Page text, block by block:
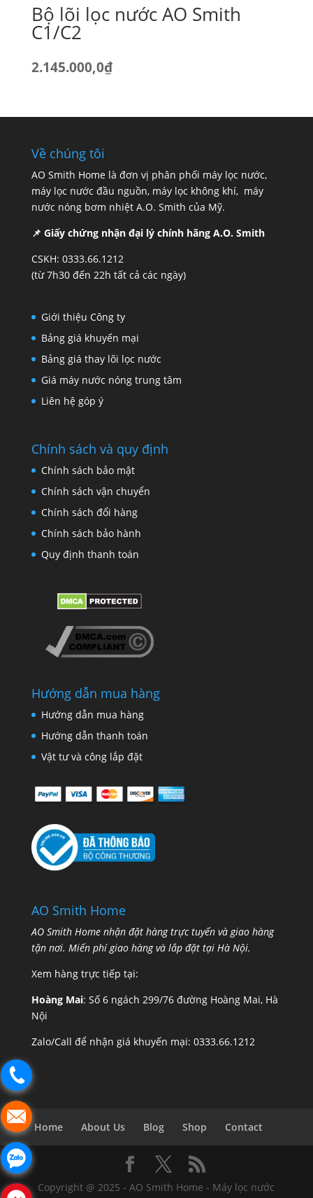
Bộ lõi lọc nước AO Smith
C1/C2
2.145.000,0₫
Về chúng tôi
AO Smith Home là đơn vị phân phối máy lọc nước,
máy lọc nước đầu nguồn, máy lọc không khí, máy
nước nóng bơm nhiệt A.O. Smith của Mỹ.
📌 Giấy chứng nhận đại lý chính hãng A.O. Smith
CSKH: 0333.66.1212
(từ 7h30 đến 22h tất cả các ngày)
Giới thiệu Công ty
Bảng giá khuyến mại
Bảng giá thay lõi lọc nước
Giá máy nước nóng trung tâm
Liên hệ góp ý
Chính sách và quy định
Chính sách bảo mật
Chính sách vận chuyển
Chính sách đổi hàng
Chính sách bảo hành
Quy định thanh toán
Hướng dẫn mua hàng
Hướng dẫn mua hàng
Hướng dẫn thanh toán
Vật tư và công lắp đặt
AO Smith Home
AO Smith Home nhận đặt hàng trực tuyến và giao hàng
tận nơi. Miến phí giao hàng và lắp đặt tại Hà Nội.
Xem hàng trực tiếp tại:
Hoàng Mai: Số 6 ngách 299/76 đường Hoàng Mai, Hà
Nội
Zalo/Call để nhận giá khuyến mại: 0333.66.1212
Home About Us Blog Shop Contact
Copyright @ 2025 - AO Smith Home - Máy lọc nước